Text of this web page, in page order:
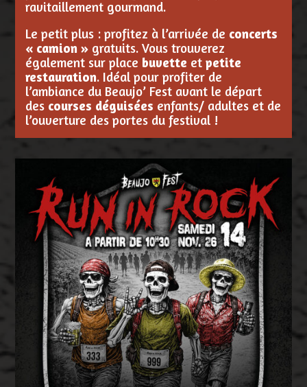
ravitaillement gourmand.
Le petit plus : profitez à l’arrivée de concerts
« camion » gratuits. Vous trouverez
également sur place buvette etpetite
restauration. Idéal pour profiter de
l’ambiance du Beaujo’ Fest avant le départ
des courses déguisées enfants/ adultes et de
l’ouverture des portes du festival !